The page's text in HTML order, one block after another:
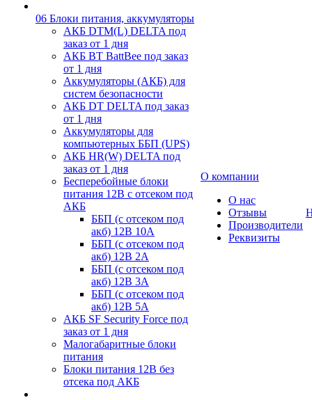
06 Блоки питания, аккумуляторы
АКБ DTM(L) DELTA под
заказ от 1 дня
АКБ BT BattBee под заказ
от 1 дня
Аккумуляторы (АКБ) для
систем безопасности
АКБ DT DELTA под заказ
от 1 дня
Аккумуляторы для
компьютерных ББП (UPS)
АКБ HR(W) DELTA под
заказ от 1 дня
Бесперебойные блоки
питания 12В с отсеком под
АКБ
ББП (с отсеком под
акб) 12В 10А
ББП (с отсеком под
акб) 12В 2А
ББП (с отсеком под
акб) 12В 3А
ББП (с отсеком под
акб) 12В 5А
АКБ SF Security Force под
заказ от 1 дня
Малогабаритные блоки
питания
Блоки питания 12В без
отсека под АКБ
О компании
О нас
Отзывы
Производители
Реквизиты